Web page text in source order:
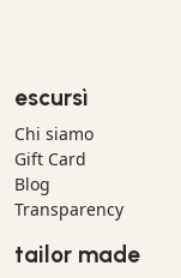
escursì
Chi siamo
Gift Card
Blog
Transparency
tailor made